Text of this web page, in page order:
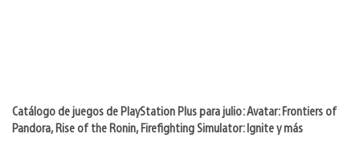
Catálogo de juegos de PlayStation Plus para julio: Avatar: Frontiers of
Pandora, Rise of the Ronin, Firefighting Simulator: Ignite y más